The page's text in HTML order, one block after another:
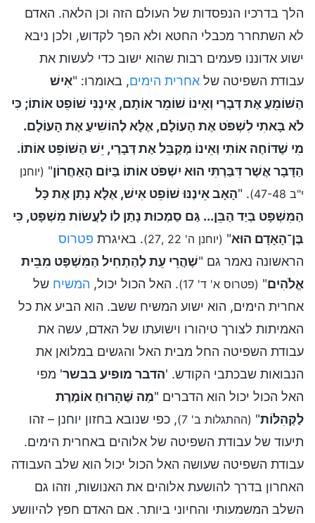
הלך בדרכיו הנפסדות של העולם הזה וכן הלאה. האדם
לא השתחרר מכבלי החטא ולא הפך לקדוש, ולכן ניבא
ישוע אדוננו פעמים רבות שהוא ישוב כדי לעשות את
עבודת השפיטה של אחרית הימים, באומרו: "אִישׁ
הַשּׁוֹמֵעַ אֶת דְּבָרַי וְאֵינוֹ שׁוֹמֵר אוֹתָם, אֵינֶנִּי שׁוֹפֵט אוֹתוֹ; כִּי
לֹא בָּאתִי לִשְׁפֺּט אֶת הָעוֹלָם, אֶלָּא לְהוֹשִׁיעַ אֶת הָעוֹלָם.
מִי שֶׁדּוֹחֶה אוֹתִי וְאֵינוֹ מְקַבֵּל אֶת דְּבָרַי, יֵשׁ הַשּׁוֹפֵט אוֹתוֹ.
הַדָּבָר אֲשֶׁר דִּבַּרְתִּי הוּא יִשְׁפֺּט אוֹתוֹ בַּיּוֹם הָאַחֲרוֹן" (יוחנן
י"ב 47-48)
. "הָאָב אֵינֶנּוּ שׁוֹפֵט אִישׁ, אֶלָּא נָתַן אֶת כָּל
הַמִּשְׁפָּט בְּיַד הַבֵּן... גַּם סַמְכוּת נָתַן לוֹ לַעֲשׂוֹת מִשְׁפָּט, כִּי
בֶּן־הָאָדָם הוּא" (יוחנן ה' 22 ,27) . באיגרת פטרוס
הראשונה נאמר גם "שֶׁהֲרֵי עֵת לְהַתְחִיל הַמִּשְׁפָּט מִבֵּית
אֱלֹהִים" (פטרוס א' ד' 17) . האל הכול יכול, המשיח של
אחרית הימים, הוא ישוע המשיח ששב. הוא הביע את כל
האמיתות לצורך טיהורו וישועתו של האדם, עשה את
עבודת השפיטה החל מבית האל והגשים במלואן את
הנבואות שבכתבי הקודש. 'הדבר מופיע בבשר' מפי
האל הכול יכול הוא הדברים "מַה שֶּׁהָרוּחַ אוֹמֶרֶת
לַקְּהִלּוֹת" (ההתגלות ב' 7)
, כפי שנובא בחזון יוחנן – זהו
תיעוד של עבודת השפיטה של אלוהים באחרית הימים.
עבודת השפיטה שעושה האל הכול יכול הוא שלב העבודה
האחרון בדרך להושעת אלוהים את האנושות, וזהו גם
השלב המשמעותי והחיוני ביותר. אם האדם חפץ להיוושע